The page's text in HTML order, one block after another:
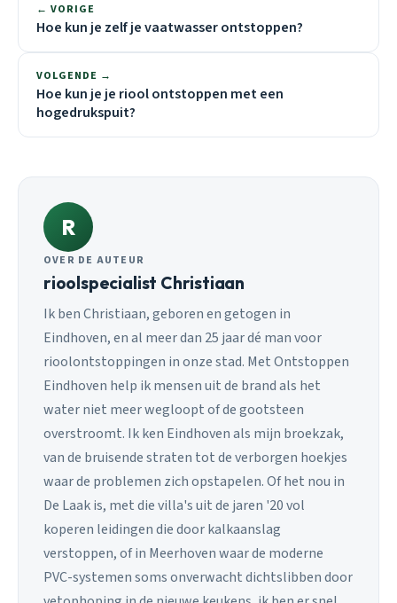
← VORIGE
Hoe kun je zelf je vaatwasser ontstoppen?
VOLGENDE →
Hoe kun je je riool ontstoppen met een
hogedrukspuit?
R
OVER DE AUTEUR
rioolspecialist Christiaan
Ik ben Christiaan, geboren en getogen in
Eindhoven, en al meer dan 25 jaar dé man voor
rioolontstoppingen in onze stad. Met Ontstoppen
Eindhoven help ik mensen uit de brand als het
water niet meer wegloopt of de gootsteen
overstroomt. Ik ken Eindhoven als mijn broekzak,
van de bruisende straten tot de verborgen hoekjes
waar de problemen zich opstapelen. Of het nou in
De Laak is, met die villa's uit de jaren '20 vol
koperen leidingen die door kalkaanslag
verstoppen, of in Meerhoven waar de moderne
PVC-systemen soms onverwacht dichtslibben door